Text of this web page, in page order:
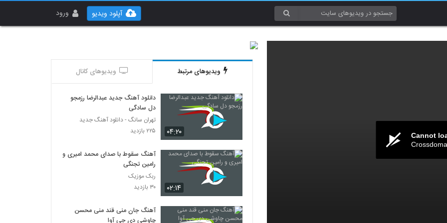
ورود آپلود ویدیو
Cannot
ویدیوهای مرتبط ویدیوهای کانال
۰۴:۲۰
دانلود آهنگ جدید عبدالرضا رزمجو
دل سادگی
تهران سانگ - دانلود آهنگ جدید
۲۲۵ بازدید
۰۲:۱۴
آهنگ سقوط با صدای محمد امیری و
رامین تجنگی
ربک موزیک
۳۰ بازدید
آهنگ جان منی قند منی محسن
چاوشی دی جی آوا